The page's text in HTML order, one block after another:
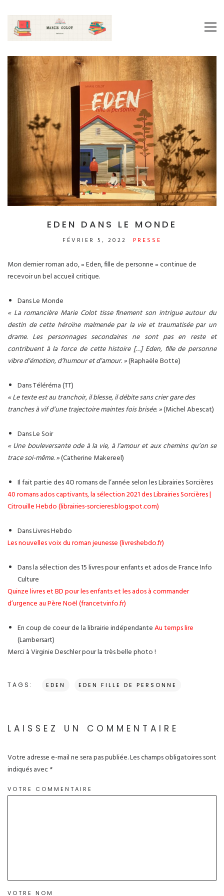
EDEN DANS LE MONDE
FÉVRIER 5, 2022 PRESSE
Mon dernier roman ado, « Eden, fille de personne » continue de
recevoir un bel accueil critique.
Dans Le Monde
« La romancière Marie Colot tisse finement son intrigue autour du
destin de cette héroïne malmenée par la vie et traumatisée par un
drame. Les personnages secondaires ne sont pas en reste et
contribuent à la force de cette histoire […] Eden, fille de personne
vibre d’émotion, d’humour et d’amour. »(Raphaële Botte)
Dans Téléréma (TT)
« Le texte est au tranchoir, il blesse, il débite sans crier gare des
tranches à vif d’une trajectoire maintes fois brisée. »(Michel Abescat)
Dans Le Soir
« Une bouleversante ode à la vie, à l’amour et aux chemins qu’on se
trace soi-même. »(Catherine Makereel)
Il fait partie des 4O romans de l’année selon les Librairies Sorcières
40 romans ados captivants, la sélection 2021 des Librairies Sorcières |
Citrouille Hebdo (librairies-sorcieres.blogspot.com)
Dans Livres Hebdo
Les nouvelles voix du roman jeunesse (livreshebdo.fr)
Dans la sélection des 15 livres pour enfants et ados de France Info
Culture
Quinze livres et BD pour les enfants et les ados à commander
d’urgence au Père Noël (francetvinfo.fr)
En coup de coeur de la librairie indépendanteAu temps lire
(Lambersart)
Merci à Virginie Deschler pour la très belle photo !
TAGS: EDEN EDEN FILLE DE PERSONNE
LAISSEZ UN COMMENTAIRE
Votre adresse e-mail ne sera pas publiée.Les champs obligatoires sont
indiqués avec*
VOTRE COMMENTAIRE
VOTRE NOM